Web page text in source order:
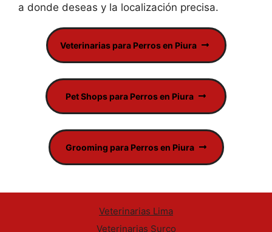
a donde deseas y la localización precisa.
Veterinarias para Perros en Piura
Pet Shops para Perros en Piura
Grooming para Perros en Piura
Veterinarias Lima
Veterinarias Surco